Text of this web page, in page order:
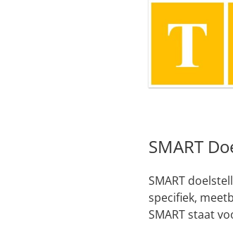
SMART
SMART
specifiek,
SMART staat